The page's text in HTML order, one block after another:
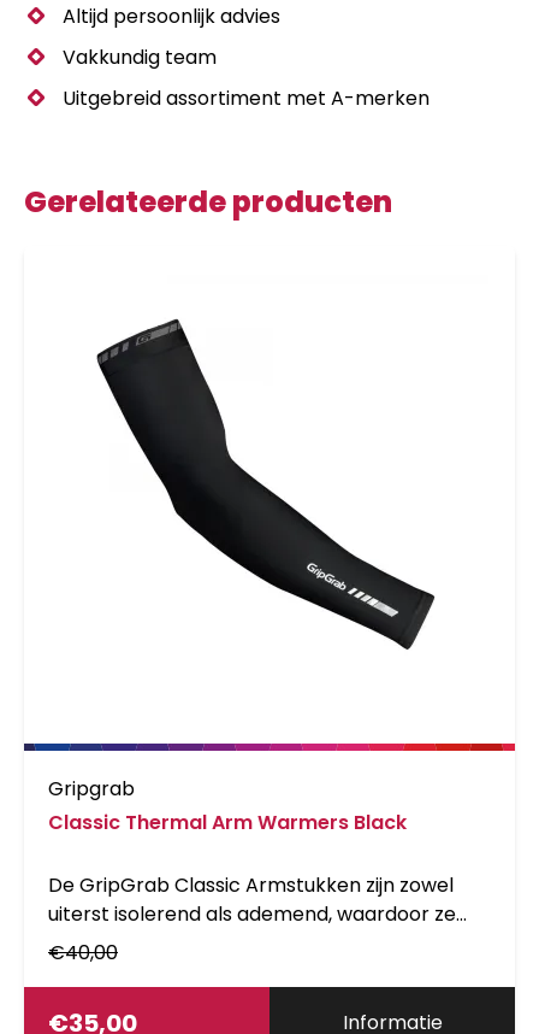
Altijd persoonlijk advies
Vakkundig team
Uitgebreid assortiment met A-merken
Gerelateerde producten
Gripgrab
Classic Thermal Arm Warmers Black
De GripGrab Classic Armstukken zijn zowel
uiterst isolerend als ademend, waardoor ze
ideaal zijn voor fietsen op koude winterdagen.
€40,00
€35,00 Informatie